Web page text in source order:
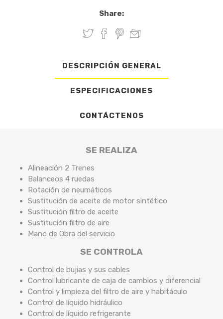
Share:
DESCRIPCIÓN GENERAL
ESPECIFICACIONES
CONTÁCTENOS
SE REALIZA
Alineación 2 Trenes
Balanceos 4 ruedas
Rotación de neumáticos
Sustitución de aceite de motor sintético
Sustitución filtro de aceite
Sustitución filtro de aire
Mano de Obra del servicio
SE CONTROLA
Control de bujias y sus cables
Control lubricante de caja de cambios y diferencial
Control y limpieza del filtro de aire y habitáculo
Control de líquido hidráulico
Control de líquido refrigerante